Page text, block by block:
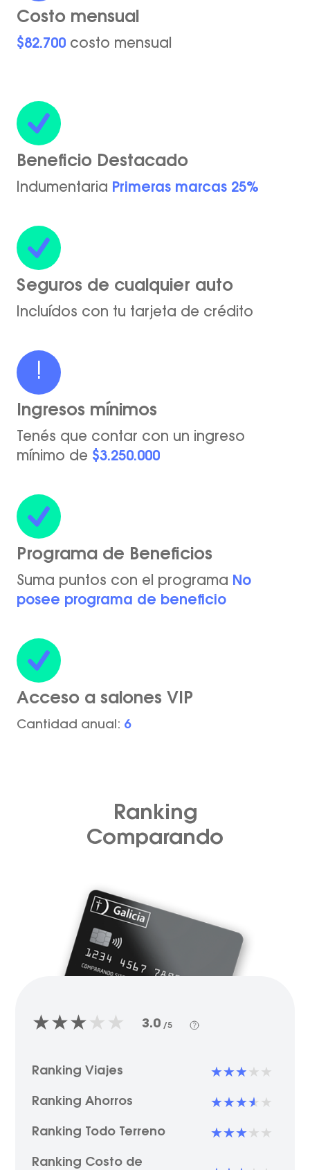
Costo mensual
$82.700 costo mensual
Beneficio Destacado
Indumentaria Primeras marcas 25%
Seguros de cualquier auto
Incluídos con tu tarjeta de crédito
!
Ingresos mínimos
Tenés que contar con un ingreso
mínimo de $3.250.000
Programa de Beneficios
Suma puntos con el programa No
posee programa de beneficio
Acceso a salones VIP
Cantidad anual: 6
Ranking
Comparando
3.0 /5
Ranking Viajes
Ranking Ahorros
Ranking Todo Terreno
Ranking Costo de